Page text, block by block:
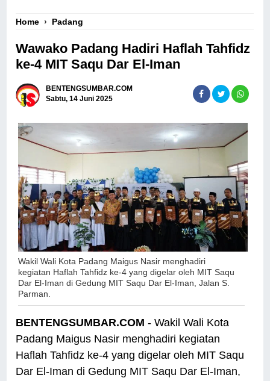
Home › Padang
Wawako Padang Hadiri Haflah Tahfidz
ke-4 MIT Saqu Dar El-Iman
BENTENGSUMBAR.COM
Sabtu, 14 Juni 2025
Wakil Wali Kota Padang Maigus Nasir menghadiri
kegiatan Haflah Tahfidz ke-4 yang digelar oleh MIT Saqu
Dar El-Iman di Gedung MIT Saqu Dar El-Iman, Jalan S.
Parman.
BENTENGSUMBAR.COM - Wakil Wali Kota
Padang Maigus Nasir menghadiri kegiatan
Haflah Tahfidz ke-4 yang digelar oleh MIT Saqu
Dar El-Iman di Gedung MIT Saqu Dar El-Iman,